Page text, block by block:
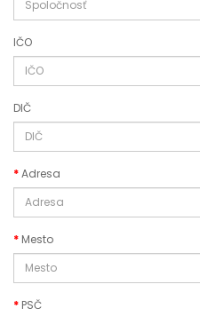
IČO
DIČ
Adresa
Mesto
PSČ